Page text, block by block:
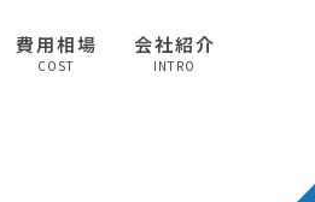
費用相場
COST
会社紹介
INTRO